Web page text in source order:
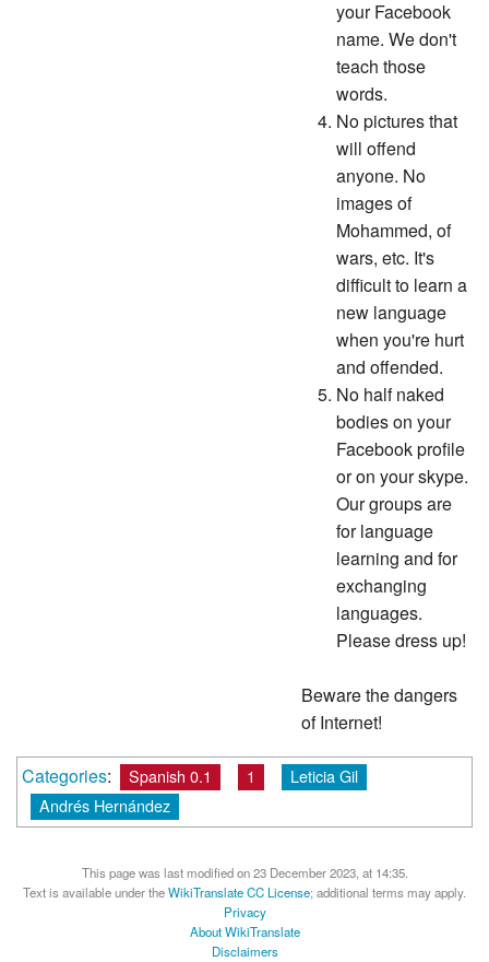
your Facebook
name. We don't
teach those
words.
No pictures that
will offend
anyone. No
images of
Mohammed, of
wars, etc. It's
difficult to learn a
new language
when you're hurt
and offended.
No half naked
bodies on your
Facebook profile
or on your skype.
Our groups are
for language
learning and for
exchanging
languages.
Please dress up!
Beware the dangers
of Internet!
Categories: Spanish 0.1 1
Leticia Gil
Andrés Hernández
This page was last modified on 23 December 2023, at 14:35.
Text is available under theWikiTranslate CC License; additional terms may apply.
Privacy
About WikiTranslate
Disclaimers